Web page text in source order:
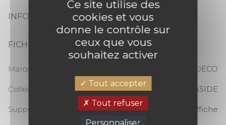
INFORMATIONS PRODUIT
FICHE TECHNIQUE
Marque CASADECO
Collection SEASIDE
Support Affiche
Ce site utilise des
cookies et vous
donne le contrôle sur
ceux que vous
souhaitez activer
Tout accepter
Tout refuser
Personnaliser